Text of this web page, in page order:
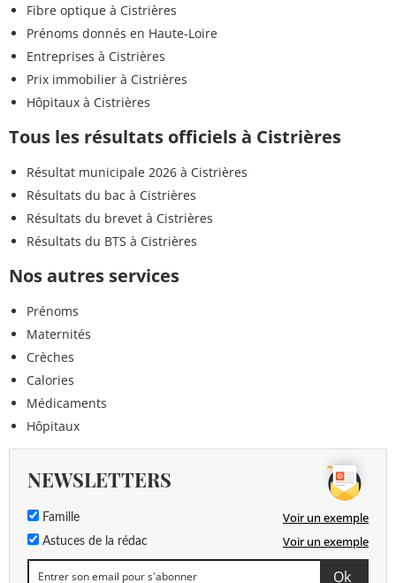
Fibre optique à Cistrières
Prénoms donnés en Haute-Loire
Entreprises à Cistrières
Prix immobilier à Cistrières
Hôpitaux à Cistrières
Tous les résultats officiels à Cistrières
Résultat municipale 2026 à Cistrières
Résultats du bac à Cistrières
Résultats du brevet à Cistrières
Résultats du BTS à Cistrières
Nos autres services
Prénoms
Maternités
Crèches
Calories
Médicaments
Hôpitaux
NEWSLETTERS
Famille Voir un exemple
Astuces de la rédac Voir un exemple